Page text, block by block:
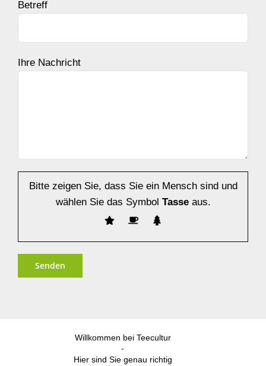
Betreff
Ihre Nachricht
Bitte zeigen Sie, dass Sie ein Mensch sind und
wählen Sie das Symbol Tasseaus.
Willkommen bei Teecultur
-
Hier sind Sie genau richtig